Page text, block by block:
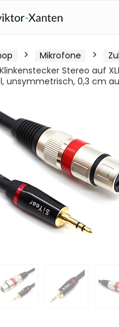
Mikrofone
Stereo auf
unsymmetrisch, 0,3 cm